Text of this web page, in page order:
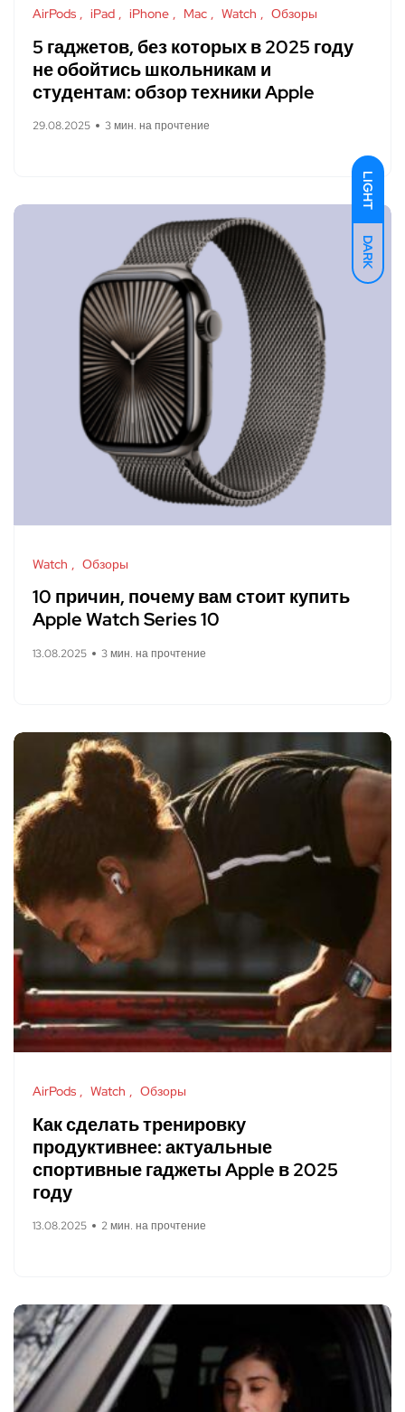
LIGHT
DARK
AirPods iPad iPhone Mac Watch Обзоры
5 гаджетов, без которых в 2025 году
не обойтись школьникам и
студентам: обзор техники Apple
29.08.2025 3 мин. на прочтение
Watch Обзоры
10 причин, почему вам стоит купить
Apple Watch Series 10
13.08.2025 3 мин. на прочтение
AirPods Watch Обзоры
Как сделать тренировку
продуктивнее: актуальные
спортивные гаджеты Apple в 2025
году
13.08.2025 2 мин. на прочтение